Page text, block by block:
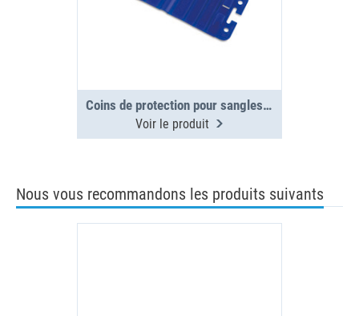
Coins de protection pour sangles (x4)
Voir le produit
Nous vous recommandons les produits suivants